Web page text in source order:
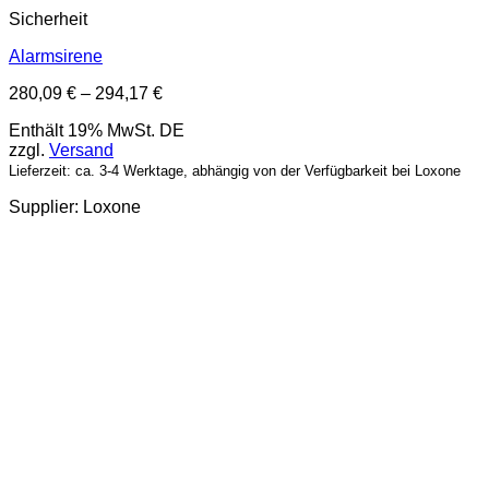
Sicherheit
Alarmsirene
280,09 € – 294,17 €Preisspanne:
bis
Enthält 19% MwSt. DE
zzgl. Versand
Lieferzeit: ca. 3-4 Werktage, abhängig von der Verfügbarkeit bei Loxone
Supplier: Loxone